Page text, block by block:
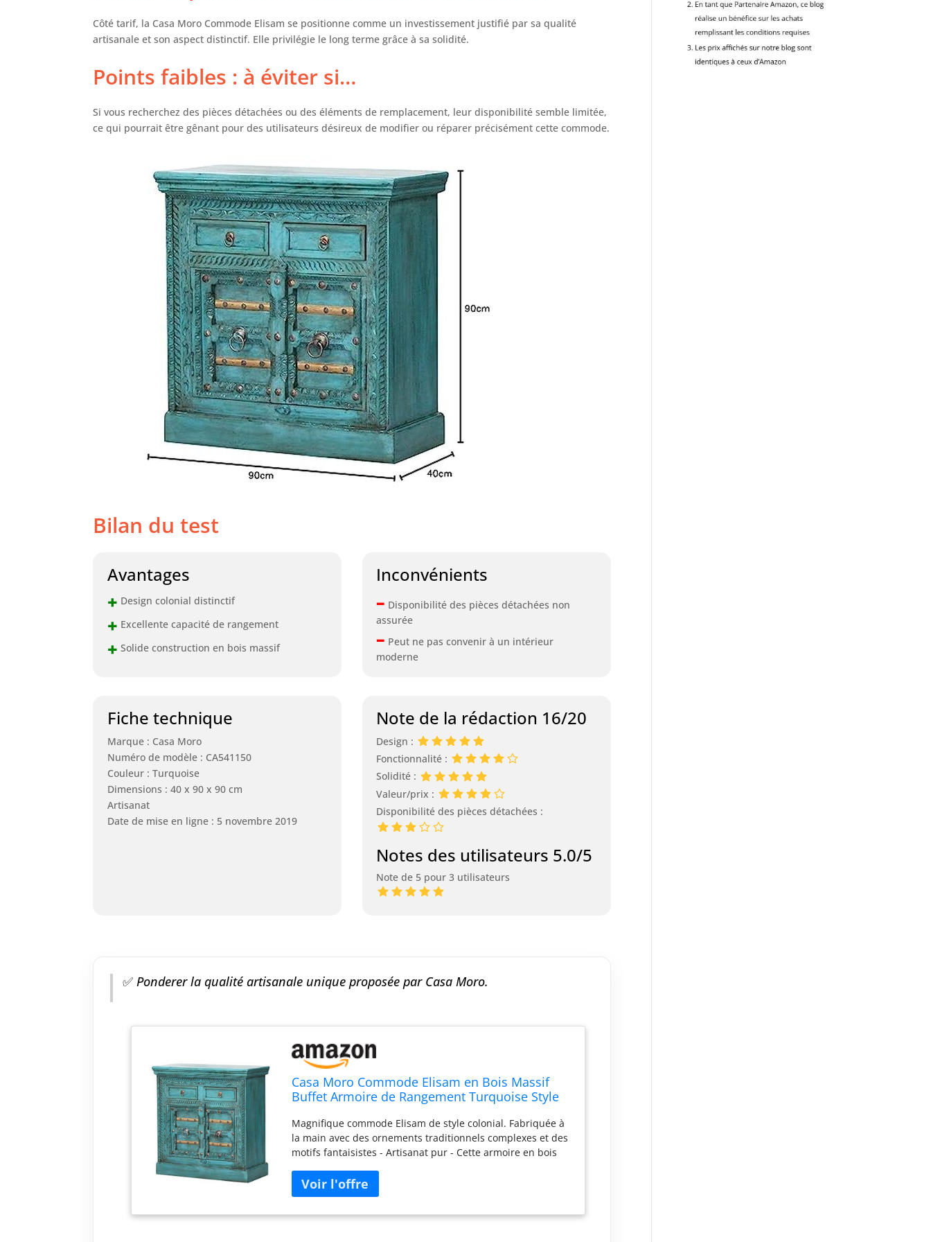
armoires convainquent par leur excellente qualité et leur
énorme espace de rangement. Laissez-vous séduire par la
Côté tarif, la Casa Moro Commode Elisam se positionne comme un investissement justifié par sa qualité
artisanale et son aspect distinctif. Elle privilégie le long terme grâce à sa solidité.
Points faibles : à éviter si…
Si vous recherchez des pièces détachées ou des éléments de remplacement, leur disponibilité semble limitée,
ce qui pourrait être gênant pour des utilisateurs désireux de modifier ou réparer précisément cette commode.
Bilan du test
Avantages
+ Design colonial distinctif
+ Excellente capacité de rangement
+ Solide construction en bois massif
Inconvénients
– Disponibilité des pièces détachées non
assurée
– Peut ne pas convenir à un intérieur
moderne
Fiche technique
Marque : Casa Moro
Numéro de modèle : CA541150
Couleur : Turquoise
Dimensions : 40 x 90 x 90 cm
Artisanat
Date de mise en ligne : 5 novembre 2019
Note de la rédaction 16/20
Design :
Fonctionnalité :
Solidité :
Valeur/prix :
Disponibilité des pièces détachées :
Notes des utilisateurs 5.0/5
Note de 5 pour 3 utilisateurs
✅ Ponderer la qualité artisanale unique proposée par Casa Moro.
Casa Moro Commode Elisam en Bois Massif
Buffet Armoire de Rangement Turquoise Style
Magnifique commode Elisam de style colonial. Fabriquée à
la main avec des ornements traditionnels complexes et des
motifs fantaisistes - Artisanat pur - Cette armoire en bois
chaque pièce avec son charme enchanteur et invite à la
créativité et à la joie. L'armoire en bois offre beaucoup